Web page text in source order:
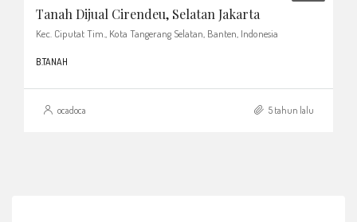
Tanah Dijual Cirendeu, Selatan Jakarta
Kec. Ciputat Tim., Kota Tangerang Selatan, Banten, Indonesia
B.TANAH
ocadoca 5 tahun lalu